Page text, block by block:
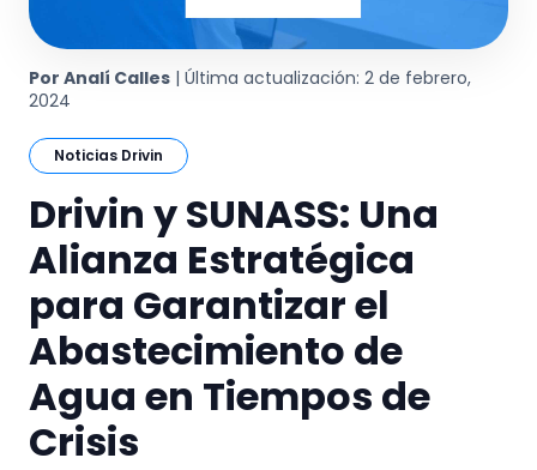
Por Analí Calles | Última actualización: 2 de febrero,
2024
Noticias Drivin
Drivin y SUNASS: Una
Alianza Estratégica
para Garantizar el
Abastecimiento de
Agua en Tiempos de
Crisis